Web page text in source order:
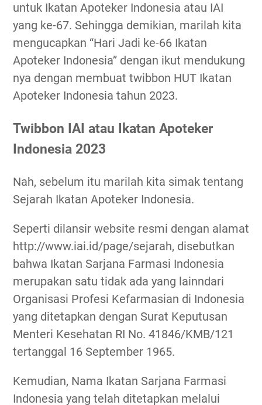
untuk Ikatan Apoteker Indonesia atau IAI
yang ke-67. Sehingga demikian, marilah kita
mengucapkan “Hari Jadi ke-66 Ikatan
Apoteker Indonesia” dengan ikut mendukung
nya dengan membuat twibbon HUT Ikatan
Apoteker Indonesia tahun 2023.
Twibbon IAI atau Ikatan Apoteker
Indonesia 2023
Nah, sebelum itu marilah kita simak tentang
Sejarah Ikatan Apoteker Indonesia.
Seperti dilansir website resmi dengan alamat
http://www.iai.id/page/sejarah, disebutkan
bahwa Ikatan Sarjana Farmasi Indonesia
merupakan satu tidak ada yang lainndari
Organisasi Profesi Kefarmasian di Indonesia
yang ditetapkan dengan Surat Keputusan
Menteri Kesehatan RI No. 41846/KMB/121
tertanggal 16 September 1965.
Kemudian, Nama Ikatan Sarjana Farmasi
Indonesia yang telah ditetapkan melalui